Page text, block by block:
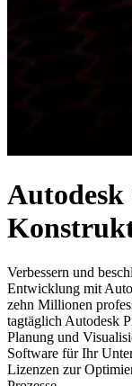
Verbessern und
Entwicklung mit
zehn Millionen
tagtäglich Autodesk
Planung und
Software für Ihr
Lizenzen zur